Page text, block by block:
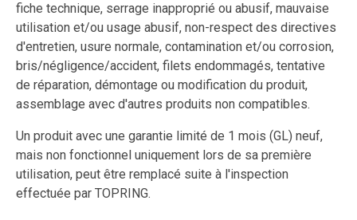
fiche technique, serrage inapproprié ou abusif, mauvaise
utilisation et/ou usage abusif, non-respect des directives
d'entretien, usure normale, contamination et/ou corrosion,
bris/négligence/accident, filets endommagés, tentative
de réparation, démontage ou modification du produit,
assemblage avec d'autres produits non compatibles.
Un produit avec une garantie limité de 1 mois (GL) neuf,
mais non fonctionnel uniquement lors de sa première
utilisation, peut être remplacé suite à l'inspection
effectuée par TOPRING.